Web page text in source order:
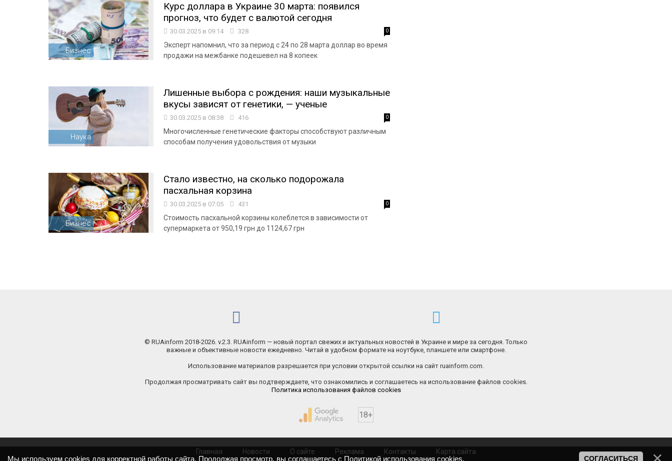
Бизнес
Курс доллара в Украине 30 марта: появился
прогноз, что будет с валютой сегодня
30.03.2025 в 09:14 328 0
Эксперт напомнил, что за период с 24 по 28 марта доллар во время
продажи на межбанке подешевел на 8 копеек
Наука
Лишенные выбора с рождения: наши музыкальные
вкусы зависят от генетики, — ученые
30.03.2025 в 08:38 416 0
Многочисленные генетические факторы способствуют различным
способам получения удовольствия от музыки
Бизнес
Стало известно, на сколько подорожала
пасхальная корзина
30.03.2025 в 07:05 431 0
Стоимость пасхальной корзины колеблется в зависимости от
супермаркета от 950,19 грн до 1124,67 грн
© RUAinform 2018-2026. v.2.3. RUAinform — новый портал свежих и актуальных новостей в Украине и мире за сегодня. Только
важные и объективные новости ежедневно. Читай в удобном формате на ноутбуке, планшете или смартфоне.
Использование материалов разрешается при условии открытой ссылки на сайт ruainform.com.
Продолжая просматривать сайт вы подтверждаете, что ознакомились и соглашаетесь на использование файлов cookies.
Политика использования файлов cookies
18+
Главная Новости О сайте Реклама Контакты Карта сайта
Мы используем cookies для корректной работы сайта. Продолжая просмотр, вы соглашаетесь с Политикой использования cookies. СОГЛАСИТЬСЯ